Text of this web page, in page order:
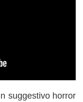
suggestivo horror